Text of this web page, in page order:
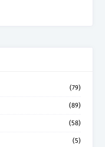
(79)
(89)
(58)
(5)